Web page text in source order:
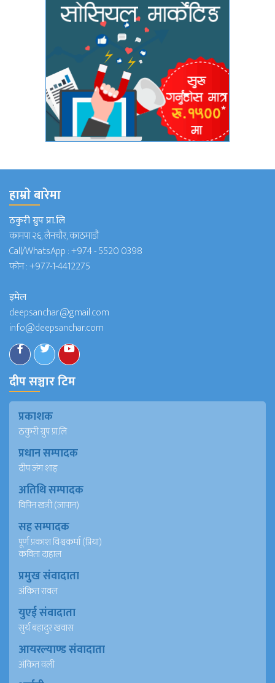
हाम्राे बारेमा
ठकुरी ग्रुप प्रा.लि
कामपा २६, लैनचौर, काठमाडौं
Call/WhatsApp :+974 - 5520 0398
फोन :+977-1-4412275
इमेल
deepsanchar@gmail.com
info@deepsanchar.com
दीप सञ्चार टिम
प्रकाशक
ठकुरी ग्रुप प्रा.लि
प्रधान सम्पादक
दीप जंग शाह
अतिथि सम्पादक
विपिन खत्री (जापान)
सह सम्पादक
पूर्ण प्रकाश विश्वकर्मा (प्रिया)
कविता दाहाल
प्रमुख संवादाता
अंकित रावल
युएई संवादाता
सुर्य बहादुर खवास
आयरल्याण्ड संवादाता
अंकित वली